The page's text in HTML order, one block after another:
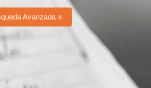
Avanzada »